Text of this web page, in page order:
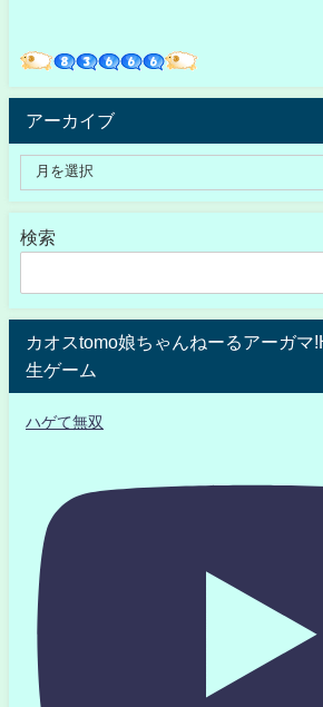
アーカイブ
検索
カオスtomo娘ちゃんねーるアーガマ
生ゲーム
ハゲて無双